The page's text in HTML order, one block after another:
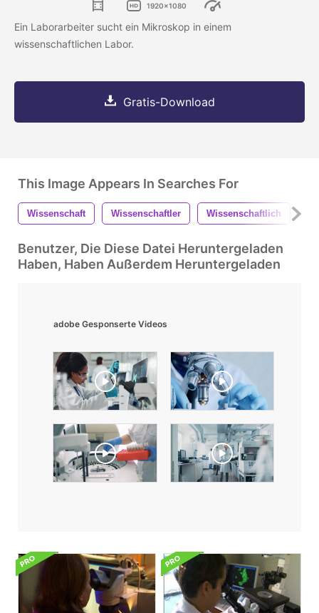
1920x1080
Ein Laborarbeiter sucht ein Mikroskop in einem
wissenschaftlichen Labor.
Gratis-Download
This Image Appears In Searches For
Wissenschaft Wissenschaftler Wissenschaftlich
Benutzer, Die Diese Datei Heruntergeladen
Haben, Haben Außerdem Heruntergeladen
adobe Gesponserte Videos